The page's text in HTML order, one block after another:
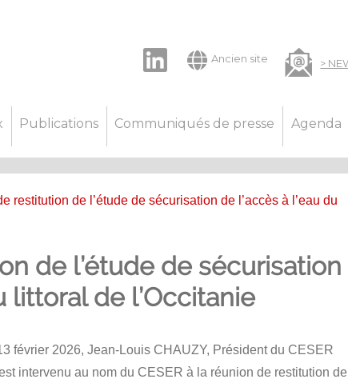
Ancien site
Publications Communiqués de presse Agenda
restitution de l’étude de sécurisation de l’accès à l’eau du
de l’étude de sécurisation
littoral de l’Occitanie
février 2026, Jean-Louis CHAUZY, Président du CESER
intervenu au nom du CESER à la réunion de restitution de